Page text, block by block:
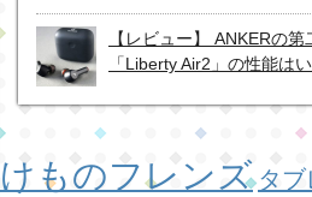
【レビュー】 ANKERの
「Liberty Air2」の性能は
けものフレンズ タブ